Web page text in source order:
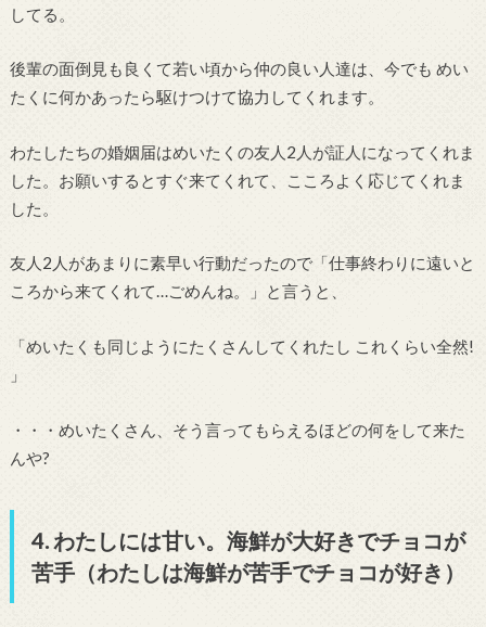
してる。
後輩の面倒見も良くて若い頃から仲の良い人達は、今でも めい
たくに何かあったら駆けつけて協力してくれます。
わたしたちの婚姻届はめいたくの友人2人が証人になってくれま
した。お願いするとすぐ来てくれて、こころよく応じてくれま
した。
友人2人があまりに素早い行動だったので「仕事終わりに遠いと
ころから来てくれて…ごめんね。」と言うと、
「めいたくも同じようにたくさんしてくれたし これくらい全然!
」
・・・めいたくさん、そう言ってもらえるほどの何をして来た
んや?
4. わたしには甘い。海鮮が大好きでチョコが
苦手（わたしは海鮮が苦手でチョコが好き）